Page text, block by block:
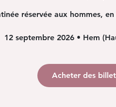
réservée aux hommes,
12 septembre 2026 • Hem
Acheter des